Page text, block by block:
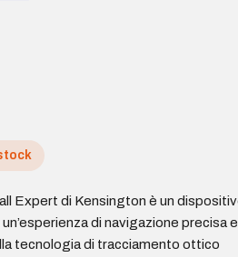
Expert di Kensington è un
di navigazione precisa e
tecnologia di tracciamento ottico